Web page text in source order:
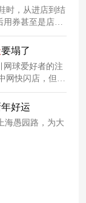
时，从进店到结
券甚至是店员
都嫌贵”。针对
要塌了
网球爱好者的注
网快闪店，但万
，设计师天塌
好运
海愚园路，为大